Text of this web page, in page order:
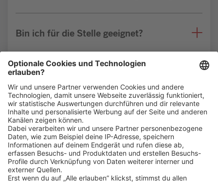
Bin ich für die Stelle geeignet?
Weitere FAQs